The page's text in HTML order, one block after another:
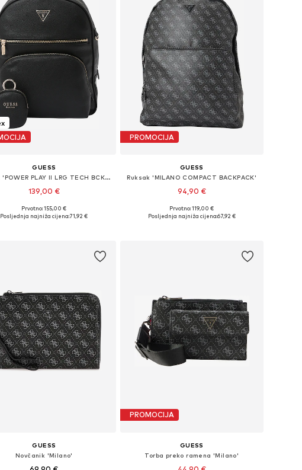
GUESS
Ruksak 'POWER PLAY II LRG TECH BCKPCK'
139,00 €
Dostupne veličine: One Size
Prvotno: 155,00 €
Posljednja najniža cijena:71,92 €
PROMOCIJA
GUESS
Ruksak 'MILANO COMPACT BACKPACK'
94,90 €
Dostupne veličine: One Size
Prvotno: 119,00 €
Posljednja najniža cijena:67,92 €
GUESS
Novčanik 'Milano'
PROMOCIJA
GUESS
Torba preko ramena 'Milano'